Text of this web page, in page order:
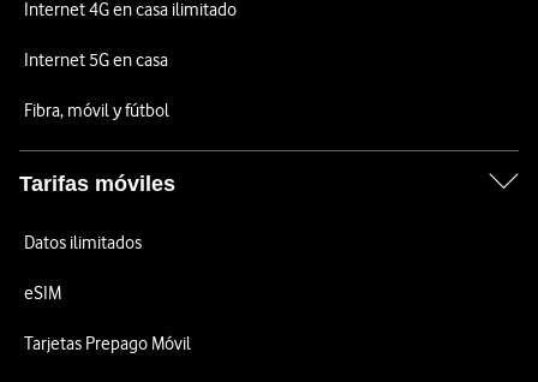
Internet 4G en casa ilimitado
Internet 5G en casa
Fibra, móvil y fútbol
Tarifas móviles
Datos ilimitados
eSIM
Tarjetas Prepago Móvil